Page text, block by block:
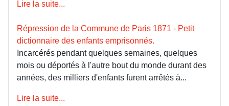
Lire la suite...
Répression de la Commune de Paris 1871 - Petit
dictionnaire des enfants emprisonnés.
Incarcérés pendant quelques semaines, quelques
mois ou déportés à l'autre bout du monde durant des
années, des milliers d'enfants furent arrêtés à...
Lire la suite...